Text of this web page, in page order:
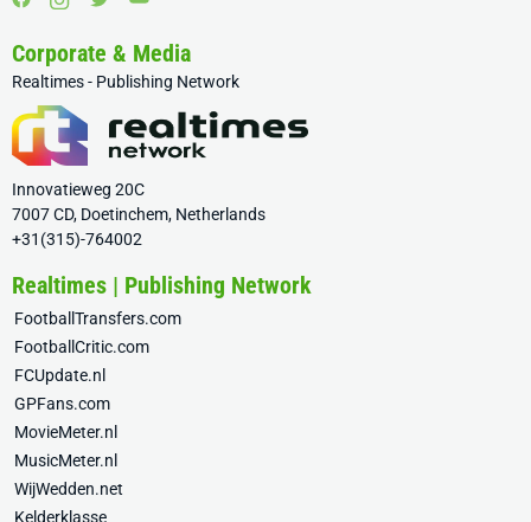
Corporate & Media
Realtimes - Publishing Network
Innovatieweg 20C
7007 CD, Doetinchem, Netherlands
+31(315)-764002
Realtimes | Publishing Network
FootballTransfers.com
FootballCritic.com
FCUpdate.nl
GPFans.com
MovieMeter.nl
MusicMeter.nl
WijWedden.net
Kelderklasse